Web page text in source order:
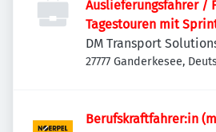
Auslieferungsfahrer /
Tagestouren mit
DM Transport
27777 Ganderkesee,
Berufskraftfahrer:in